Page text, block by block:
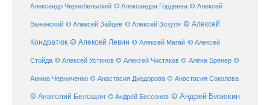
Александр Чернобельский © Александра Гордеева © Алексей
Важинский © Алексей Зайцев © Алексей Зозуля © Алексей
Кондратюк © Алексей Левин © Алексей Магай © Алексей
Стойда © Алексей Устинов © Алексей Чистяков © Алёна Бренер ©
Амина Черниченко © Анастасия Диодорова © Анастасия Соколова
© Анатолий Белощин © Андрей Бессонов © Андрей Бизюкин